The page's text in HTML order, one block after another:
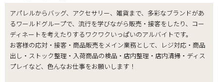
アパレルからバッグ、アクセサリー、雑貨まで、多彩なブランドがあ
るワールドグループで、流行を学びながら販売・接客をしたり、コー
ディネートを考えたりするワクワクいっぱいのアルバイトです。
お客様の応対・接客・商品販売をメイン業務として、レジ対応・商品
出し・ストック整理・入荷商品の検品・店内整理・店内清掃・ディス
プレイなど、色んなお仕事をお願いします！